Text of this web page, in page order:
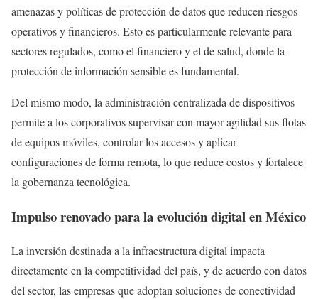
amenazas y políticas de protección de datos que reducen riesgos
operativos y financieros. Esto es particularmente relevante para
sectores regulados, como el financiero y el de salud, donde la
protección de información sensible es fundamental.
Del mismo modo, la administración centralizada de dispositivos
permite a los corporativos supervisar con mayor agilidad sus flotas
de equipos móviles, controlar los accesos y aplicar
configuraciones de forma remota, lo que reduce costos y fortalece
la gobernanza tecnológica.
Impulso renovado para la evolución digital en México
La inversión destinada a la infraestructura digital impacta
directamente en la competitividad del país, y de acuerdo con datos
del sector, las empresas que adoptan soluciones de conectividad